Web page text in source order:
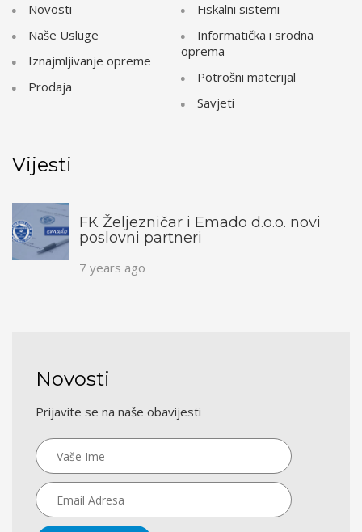
Novosti
Naše Usluge
Iznajmljivanje opreme
Prodaja
Fiskalni sistemi
Informatička i srodna
oprema
Potrošni materijal
Savjeti
Vijesti
FK Željezničar i Emado d.o.o. novi
poslovni partneri
7 years ago
Novosti
Prijavite se na naše obavijesti